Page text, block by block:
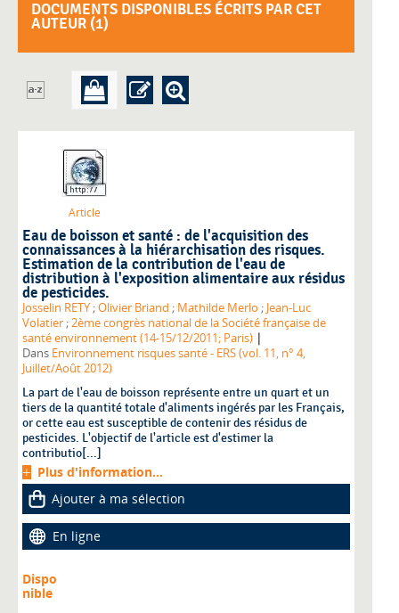
DOCUMENTS DISPONIBLES ÉCRITS PAR CET
AUTEUR (1)
Article
Eau de boisson et santé : de l'acquisition des
connaissances à la hiérarchisation des risques.
Estimation de la contribution de l'eau de
distribution à l'exposition alimentaire aux résidus
de pesticides.
Josselin RETY ;Olivier Briand ; Mathilde Merlo ; Jean-Luc
Volatier ;2ème congrès national de la Société française de
santé environnement (14-15/12/2011; Paris) |
Dans Environnement risques santé - ERS (vol. 11, n° 4,
Juillet/Août 2012)
La part de l'eau de boisson représente entre un quart et un
tiers de la quantité totale d'aliments ingérés par les Français,
or cette eau est susceptible de contenir des résidus de
pesticides. L'objectif de l'article est d'estimer la
contributio[...]
Plus d'information...
Ajouter à ma sélection
En ligne
Dispo
nible